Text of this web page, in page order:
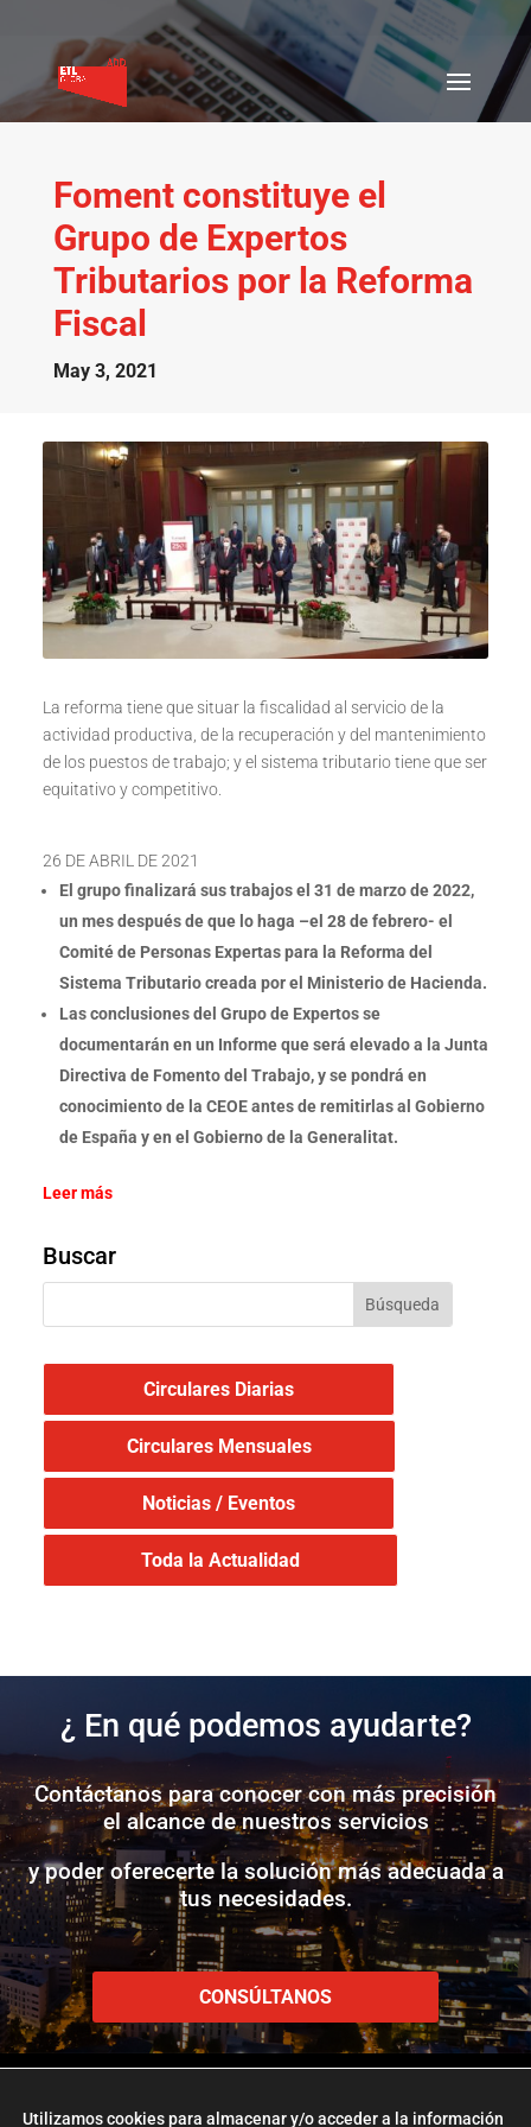
Foment constituye el
Grupo de Expertos
Tributarios por la Reforma
Fiscal
May 3, 2021
La reforma tiene que situar la fiscalidad al servicio de la
actividad productiva, de la recuperación y del mantenimiento
de los puestos de trabajo; y el sistema tributario tiene que ser
equitativo y competitivo.
26 DE ABRIL DE 2021
El grupo finalizará sus trabajos el 31 de marzo de 2022,
un mes después de que lo haga –el 28 de febrero- el
Comité de Personas Expertas para la Reforma del
Sistema Tributario creada por el Ministerio de Hacienda.
Las conclusiones del Grupo de Expertos se
documentarán en un Informe que será elevado a la Junta
Directiva de Fomento del Trabajo, y se pondrá en
conocimiento de la CEOE antes de remitirlas al Gobierno
de España y en el Gobierno de la Generalitat.
Leer más
Buscar
Circulares Diarias
Circulares Mensuales
Noticias / Eventos
Toda la Actualidad
¿ En qué podemos ayudarte?
Contáctanos para conocer con más precisión
el alcance de nuestros servicios
y poder oferecerte la solución más adecuada a
tus necesidades.
CONSÚLTANOS
Utilizamos cookies para almacenar y/o acceder a la información